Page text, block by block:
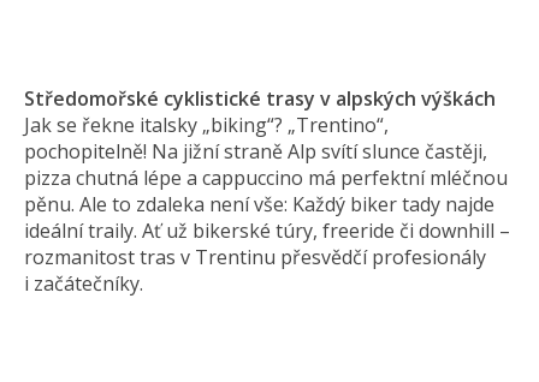
Středomořské cyklistické trasy v alpských výškách
Jak se řekne italsky „biking“? „Trentino“,
pochopitelně! Na jižní straně Alp svítí slunce častěji,
pizza chutná lépe a cappuccino má perfektní mléčnou
pěnu. Ale to zdaleka není vše: Každý biker tady najde
ideální traily. Ať už bikerské túry, freeride či downhill –
rozmanitost tras v Trentinu přesvědčí profesionály
i začátečníky.